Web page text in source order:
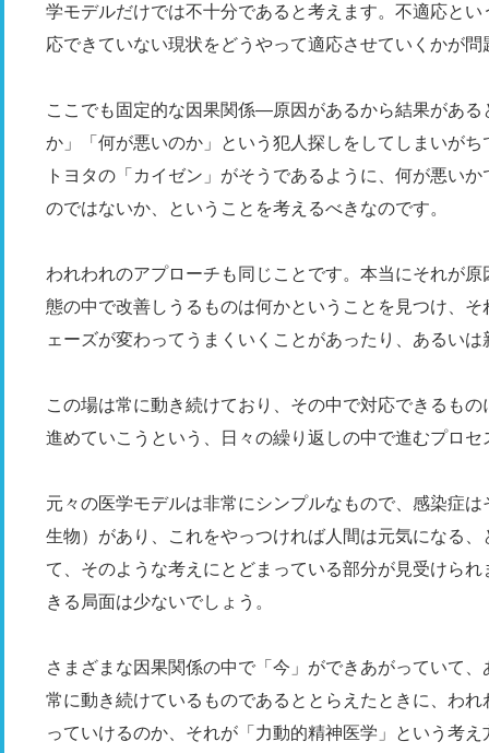
学モデルだけでは不十分であると考えます。不適応と
応できていない現状をどうやって適応させていくかが問
ここでも固定的な因果関係―原因があるから結果があ
か」「何が悪いのか」という犯人探しをしてしまいが
トヨタの「カイゼン」がそうであるように、何が悪い
のではないか、ということを考えるべきなのです。
われわれのアプローチも同じことです。本当にそれが
態の中で改善しうるものは何かということを見つけ、
ェーズが変わってうまくいくことがあったり、あるい
この場は常に動き続けており、その中で対応できるも
進めていこうという、日々の繰り返しの中で進むプロ
元々の医学モデルは非常にシンプルなもので、感染症
生物）があり、これをやっつければ人間は元気になる
て、そのような考えにとどまっている部分が見受けら
きる局面は少ないでしょう。
さまざまな因果関係の中で「今」ができあがっていて
常に動き続けているものであるととらえたときに、わ
っていけるのか、それが「力動的精神医学」という考え